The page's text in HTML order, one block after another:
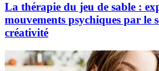
La thérapie du jeu de sable :
mouvements psychiques par le
créativité